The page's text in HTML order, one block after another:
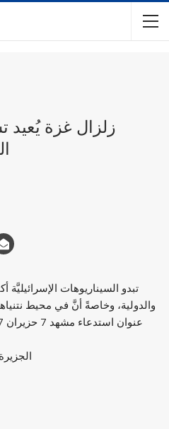
زلزال غزة يُعيد
تبدو السيناريوهات الإسرائيليَّة
والدولية، وخاصةً أنَّ في محيط